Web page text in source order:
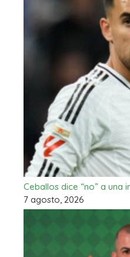
Ceballos dice “no” a una
7 agosto, 2026